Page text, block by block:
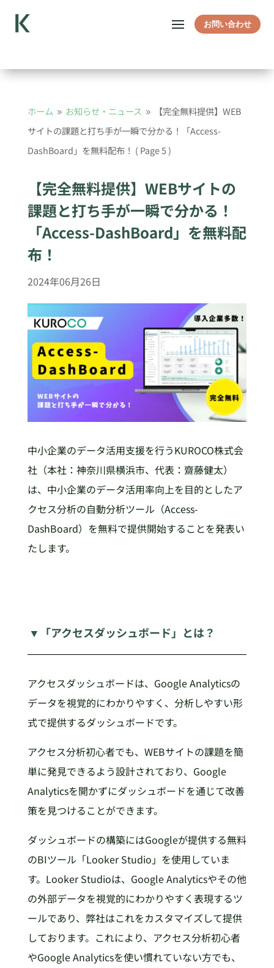
お問い合わせ
ホーム 9 お知らせ・ニュース 9
【完全無料提供】WEB
サイトの課題と打ち手が一瞬で分かる！「Access-
DashBoard」を無料配布！ ( Page 5 )
【完全無料提供】WEBサイトの
課題と打ち手が一瞬で分かる！
「Access-DashBoard」を無料配
布！
2024年06月26日
中小企業のデータ活用支援を行うKUROCO株式会
社（本社：神奈川県横浜市、代表：齋藤健太）
は、中小企業のデータ活用率向上を目的としたア
クセス分析の自動分析ツール（Access-
DashBoard）を無料で提供開始することを発表い
たします。
▼「アクセスダッシュボード」とは？
アクセスダッシュボードは、Google Analyticsの
データを視覚的にわかりやすく、分析しやすい形
式で提供するダッシュボードです。
アクセス分析初心者でも、WEBサイトの課題を簡
単に発見できるよう設計されており、Google
Analyticsを開かずにダッシュボードを通じて改善
策を見つけることができます。
ダッシュボードの構築にはGoogleが提供する無料
のBIツール「Looker Studio」を使用していま
す。Looker Studioは、Google Analyticsやその他
の外部データを視覚的にわかりやすく表現するツ
ールであり、弊社はこれをカスタマイズして提供
しております。これにより、アクセス分析初心者
やGoogle Analyticsを使い慣れていない方でも、